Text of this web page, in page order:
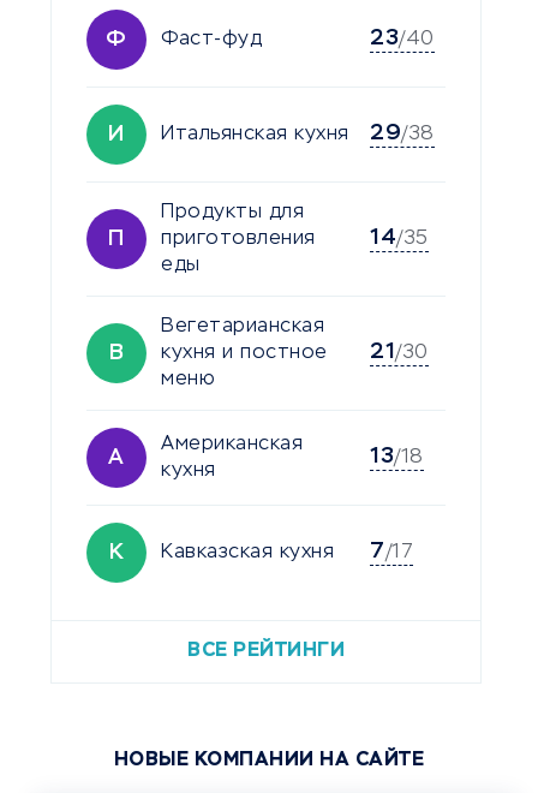
Ф Фаст-фуд 23/40
И Итальянская кухня 29/38
П
Продукты для
приготовления
еды
14/35
В
Вегетарианская
кухня и постное
меню
21/30
А
Американская
кухня
13/18
К Кавказская кухня 7/17
ВСЕ РЕЙТИНГИ
НОВЫЕ КОМПАНИИ НА САЙТЕ